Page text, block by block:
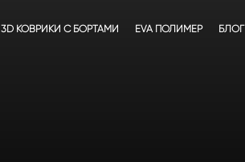
3D КОВРИКИ C БОРТАМИ EVA ПОЛИМЕР БЛОГ